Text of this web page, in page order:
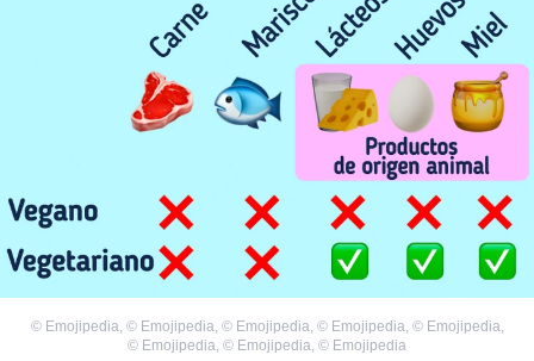
© Emojipedia © Emojipedia © Emojipedia © Emojipedia © Emojipedia
© Emojipedia © Emojipedia © Emojipedia